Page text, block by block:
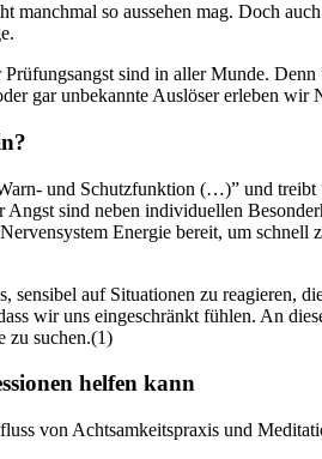
so aussehen mag. Doch
sind in aller Munde.
gar unbekannte Auslöser erleben
und Schutzfunktion (…)” und
sind neben individuellen
Energie bereit, um
auf Situationen zu reagieren,
wir uns eingeschränkt fühlen. An
zu suchen.(1)
helfen kann
von Achtsamkeitspraxis und